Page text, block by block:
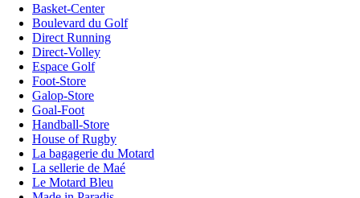
Basket-Center
Boulevard du Golf
Direct Running
Direct-Volley
Espace Golf
Foot-Store
Galop-Store
Goal-Foot
Handball-Store
House of Rugby
La bagagerie du Motard
La sellerie de Maé
Le Motard Bleu